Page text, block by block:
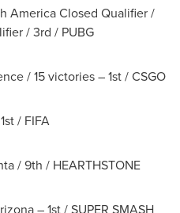
America Closed Qualifier /
/ 3rd / PUBG
/ 15 victories – 1st / CSGO
/ FIFA
/ 9th / HEARTHSTONE